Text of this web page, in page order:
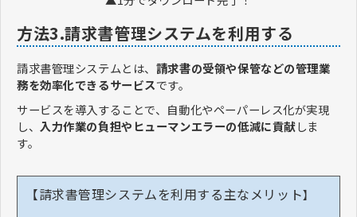
方法3.請求書管理システムを利用する
請求書管理システムとは、 請求書の受領や保管などの管理業
務を効率化できるサービスです。
サービスを導入することで、自動化やペーパーレス化が実現
し、入力作業の負担やヒューマンエラーの低減に貢献しま
す。
【請求書管理システムを利用する主なメリット】